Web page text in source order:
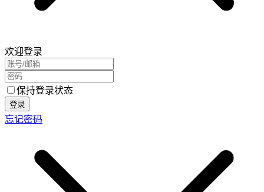
欢迎登录
保持登录状态
登录
忘记密码